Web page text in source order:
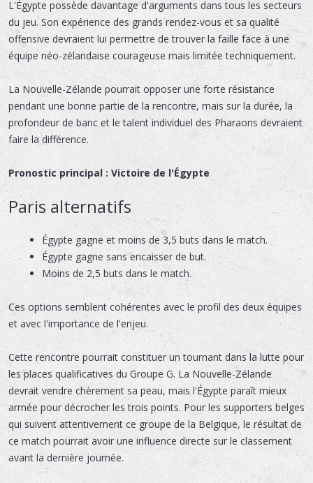
L'Égypte possède davantage d'arguments dans tous les secteurs
du jeu. Son expérience des grands rendez-vous et sa qualité
offensive devraient lui permettre de trouver la faille face à une
équipe néo-zélandaise courageuse mais limitée techniquement.
La Nouvelle-Zélande pourrait opposer une forte résistance
pendant une bonne partie de la rencontre, mais sur la durée, la
profondeur de banc et le talent individuel des Pharaons devraient
faire la différence.
Pronostic principal : Victoire de l'Égypte
Paris alternatifs
Égypte gagne et moins de 3,5 buts dans le match.
Égypte gagne sans encaisser de but.
Moins de 2,5 buts dans le match.
Ces options semblent cohérentes avec le profil des deux équipes
et avec l'importance de l'enjeu.
Cette rencontre pourrait constituer un tournant dans la lutte pour
les places qualificatives du Groupe G. La Nouvelle-Zélande
devrait vendre chèrement sa peau, mais l'Égypte paraît mieux
armée pour décrocher les trois points. Pour les supporters belges
qui suivent attentivement ce groupe de la Belgique, le résultat de
ce match pourrait avoir une influence directe sur le classement
avant la dernière journée.